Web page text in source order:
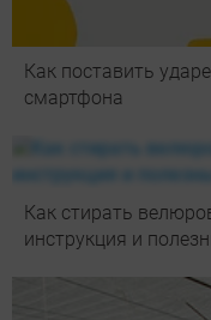
Как поставить
смартфона
Как стирать
инструкция и